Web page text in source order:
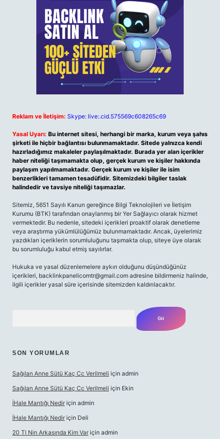
Reklam ve İletişim: Skype: live:.cid.575569c608265c69
Yasal Uyarı: Bu internet sitesi, herhangi bir marka, kurum veya şahıs
şirketi ile hiçbir bağlantısı bulunmamaktadır. Sitede yalnızca kendi
hazırladığımız makaleler paylaşılmaktadır. Burada yer alan içerikler
haber niteliği taşımamakta olup, gerçek kurum ve kişiler hakkında
paylaşım yapılmamaktadır. Gerçek kurum ve kişiler ile isim
benzerlikleri tamamen tesadüfidir. Sitemizdeki bilgiler taslak
halindedir ve tavsiye niteliği taşımazlar.
Sitemiz, 5651 Sayılı Kanun gereğince Bilgi Teknolojileri ve İletişim
Kurumu (BTK) tarafından onaylanmış bir Yer Sağlayıcı olarak hizmet
vermektedir. Bu nedenle, sitedeki içerikleri proaktif olarak denetleme
veya araştırma yükümlülüğümüz bulunmamaktadır. Ancak, üyelerimiz
yazdıkları içeriklerin sorumluluğunu taşımakta olup, siteye üye olarak
bu sorumluluğu kabul etmiş sayılırlar.
Hukuka ve yasal düzenlemelere aykırı olduğunu düşündüğünüz
içerikleri, backlinkpanelicomtr@gmail.com adresine bildirmeniz halinde,
ilgili içerikler yasal süre içerisinde sitemizden kaldırılacaktır.
SON YORUMLAR
Sağılan Anne Sütü Kaç Cc Verilmeli için admin
Sağılan Anne Sütü Kaç Cc Verilmeli için Ekin
İHale Mantığı Nedir için admin
İHale Mantığı Nedir için Deli
20 Tl Nin Arkasında Kim Var için admin